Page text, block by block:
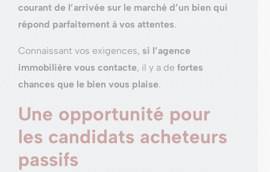
courant de l’arrivée sur le marché d’un bien qui
répond parfaitement à vos attentes.
Connaissant vos exigences, si l’agence
immobilière vous contacte, il y a de fortes
chances que le bien vous plaise.
Une opportunité pour
les candidats acheteurs
passifs